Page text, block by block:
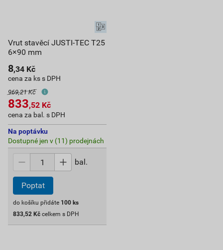
Vrut stavěcí JUSTI-TEC T25
6×90 mm
8,34 Kč
cena za ks s DPH
969,21 Kč
833,52 Kč
cena za bal. s DPH
Na poptávku
Dostupné jen v (11) prodejnách
bal.
Poptat
do košíku přidáte 100 ks
833,52 Kč celkem s DPH